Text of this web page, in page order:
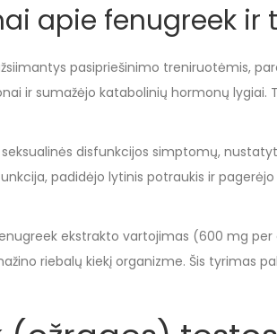
apie fenugreek ir
pasipriešinimo treniruotėmis,
ir sumažėjo katabolinių hormonų
disfunkcijos simptomų,
padidėjo lytinis potraukis ir
ekstrakto vartojimas (600 mg
riebalų kiekį organizme. Šis tyrimas